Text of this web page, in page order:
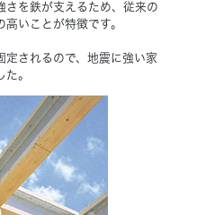
さを鉄が支えるため、従来の
いことが特徴です。
定されるので、地震に強い家
。